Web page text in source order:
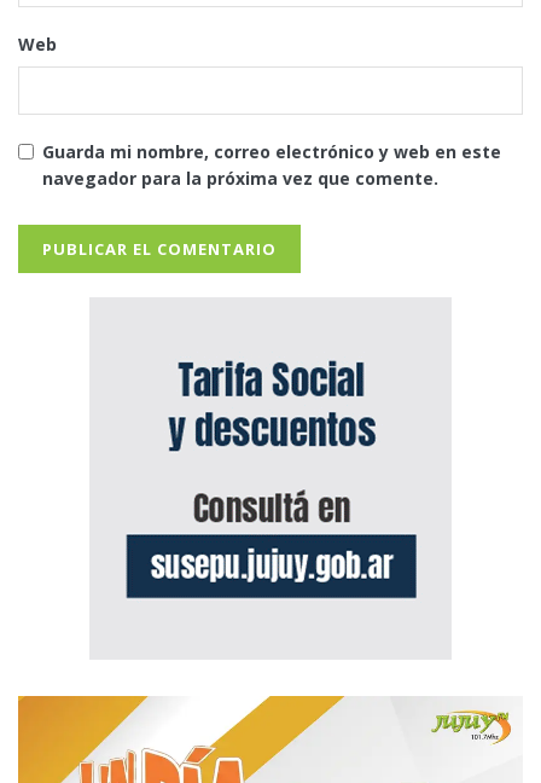
Web
Guarda mi nombre, correo electrónico y web en este
navegador para la próxima vez que comente.